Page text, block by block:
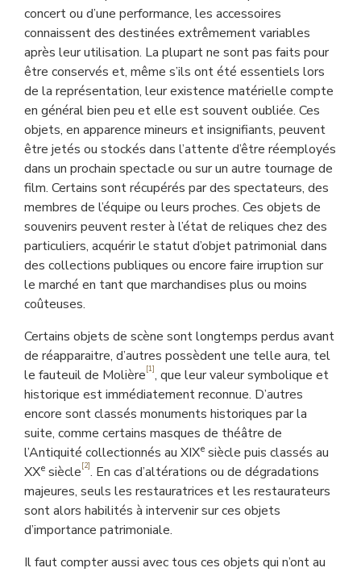
concert ou d’une performance, les accessoires
connaissent des destinées extrêmement variables
après leur utilisation. La plupart ne sont pas faits pour
être conservés et, même s’ils ont été essentiels lors
de la représentation, leur existence matérielle compte
en général bien peu et elle est souvent oubliée. Ces
objets, en apparence mineurs et insignifiants, peuvent
être jetés ou stockés dans l’attente d’être réemployés
dans un prochain spectacle ou sur un autre tournage de
film. Certains sont récupérés par des spectateurs, des
membres de l’équipe ou leurs proches. Ces objets de
souvenirs peuvent rester à l’état de reliques chez des
particuliers, acquérir le statut d’objet patrimonial dans
des collections publiques ou encore faire irruption sur
le marché en tant que marchandises plus ou moins
coûteuses.
Certains objets de scène sont longtemps perdus avant
de réapparaitre, d’autres possèdent une telle aura, tel
le fauteuil de Molière[1], que leur valeur symbolique et
historique est immédiatement reconnue. D’autres
encore sont classés monuments historiques par la
suite, comme certains masques de théâtre de
l’Antiquité collectionnés au XIXe siècle puis classés au
XXe siècle[2]. En cas d’altérations ou de dégradations
majeures, seuls les restauratrices et les restaurateurs
sont alors habilités à intervenir sur ces objets
d’importance patrimoniale.
Il faut compter aussi avec tous ces objets qui n’ont au